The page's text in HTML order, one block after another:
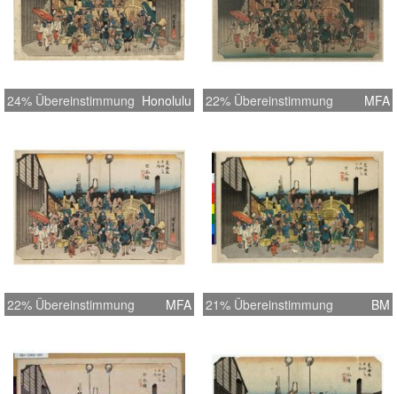
24% Übereinstimmung Honolulu 22% Übereinstimmung MFA
22% Übereinstimmung MFA 21% Übereinstimmung BM